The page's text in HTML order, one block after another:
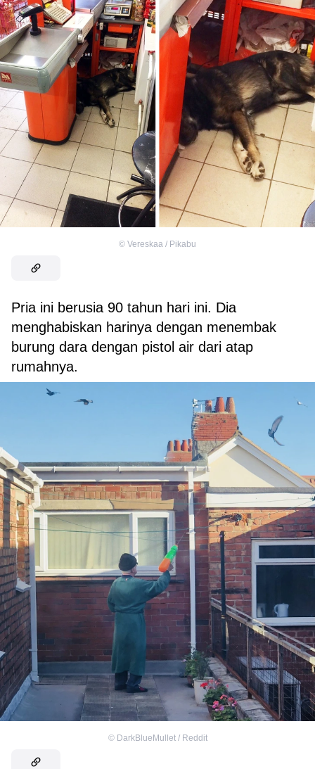
© Vereskaa / Pikabu
Pria ini berusia 90 tahun hari ini. Dia
menghabiskan harinya dengan menembak
burung dara dengan pistol air dari atap
rumahnya.
© DarkBlueMullet / Reddit